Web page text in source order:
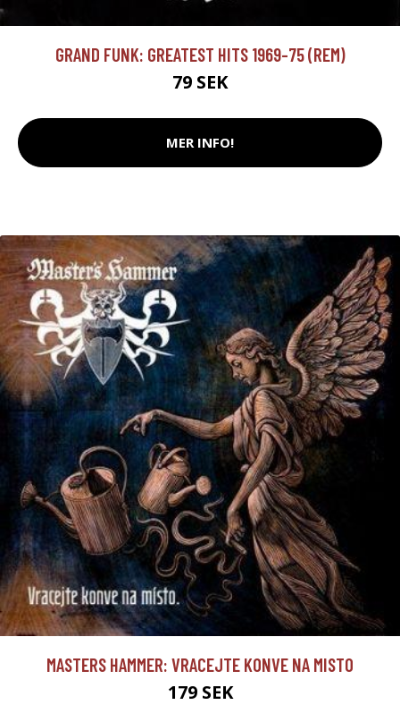
GRAND FUNK: GREATEST HITS 1969-75 (REM)
79 SEK
MER INFO!
MASTERS HAMMER: VRACEJTE KONVE NA MISTO
179 SEK